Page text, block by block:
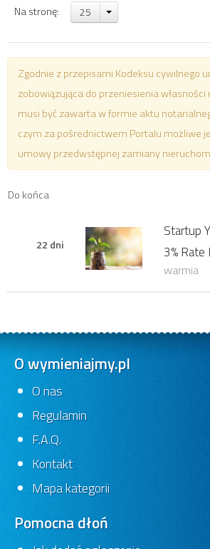
Na stronę: 25
Zgodnie z przepisami Kodeksu cywilnego
zobowiązująca do przeniesienia
musi być zawarta w formie aktu
czym za pośrednictwem Portalu możliwe
umowy przedwstępnej zamiany
Do końca
22 dni
Startup
3%
warmia
O wymieniajmy.pl
O nas
Regulamin
F.A.Q.
Kontakt
Mapa kategorii
Pomocna dłoń